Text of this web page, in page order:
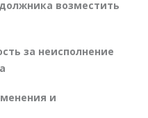
возместить
за неисполнение
и